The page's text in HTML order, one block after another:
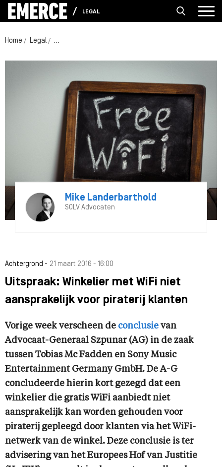
LEGAL
Home Legal Uitspraak: Winkelier met WiFi niet aansprakelijk voor
Mike Landerbarthold
SOLV Advocaten
Achtergrond - 21 maart 2016 - 16:00
Uitspraak: Winkelier met WiFi niet
aansprakelijk voor piraterij klanten
Vorige week verscheen de conclusie van
Advocaat-Generaal Szpunar (AG) in de zaak
tussen Tobias Mc Fadden en Sony Music
Entertainment Germany GmbH. De A-G
concludeerde hierin kort gezegd dat een
winkelier die gratis WiFi aanbiedt niet
aansprakelijk kan worden gehouden voor
piraterij gepleegd door klanten via het WiFi-
netwerk van de winkel. Deze conclusie is ter
advisering van het Europees Hof van Justitie